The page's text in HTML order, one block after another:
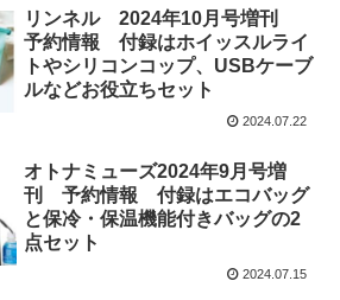
リンネル 2024年10月号増刊
予約情報 付録はホイッスルライ
トやシリコンコップ、USBケーブ
ルなどお役立ちセット
2024.07.22
オトナミューズ2024年9月号増
刊 予約情報 付録はエコバッグ
と保冷・保温機能付きバッグの2
点セット
2024.07.15